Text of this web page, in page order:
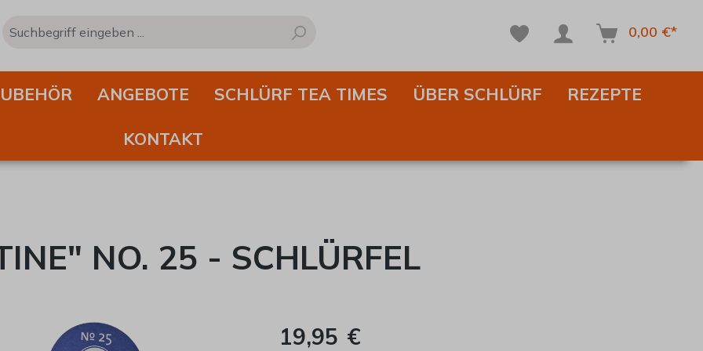
0,00 €*
ANGEBOTE SCHLÜRF TEA TIMES ÜBER SCHLÜRF REZEPTE
KONTAKT
NO. 25 - SCHLÜRFEL
19,95 €